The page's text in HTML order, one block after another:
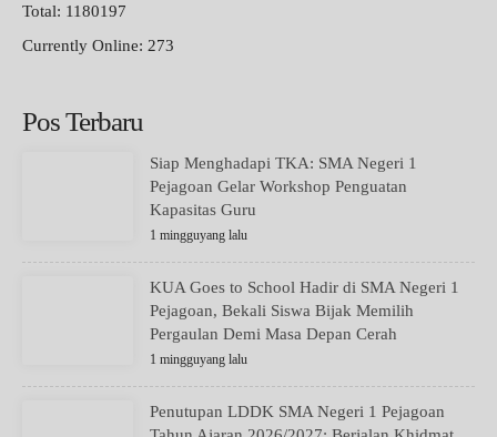
Total: 1180197
Currently Online: 273
Pos Terbaru
Siap Menghadapi TKA: SMA Negeri 1
Pejagoan Gelar Workshop Penguatan
Kapasitas Guru
1 mingguyang lalu
KUA Goes to School Hadir di SMA Negeri 1
Pejagoan, Bekali Siswa Bijak Memilih
Pergaulan Demi Masa Depan Cerah
1 mingguyang lalu
Penutupan LDDK SMA Negeri 1 Pejagoan